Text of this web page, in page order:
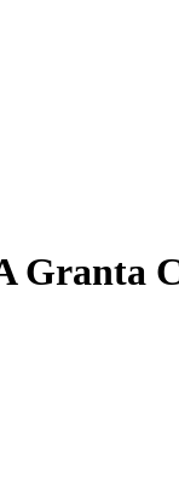
Granta